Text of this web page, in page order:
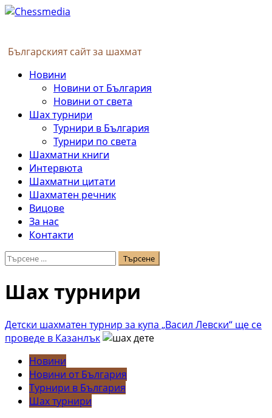
Skip
Българският сайт за шахмат
PrimaryНовини
Новини от България
Новини от света
Шах турнири
Турнири в България
Турнири по света
Шахматни книги
Интервюта
Шахматни цитати
Шахматен речник
Вицове
За нас
Контакти
Търсене
Шах турнири
Детски шахматен турнир за купа „Васил Левски“ ще се
проведе в Казанлък
Новини
Новини от България
Турнири в България
Шах турнири